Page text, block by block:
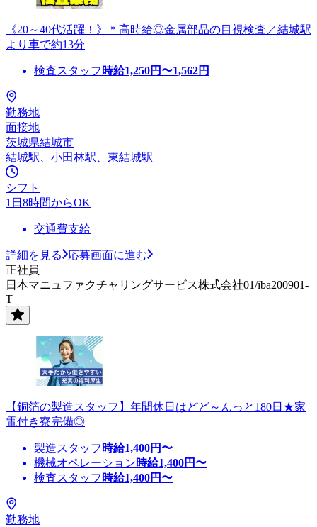
《20～40代活躍！》＊高時給◎金属部品の目視検査／結城駅
より車で約13分
検査スタッフ 時給1,250円〜1,562円
勤務地
面接地
茨城県結城市
結城駅、小田林駅、東結城駅
シフト
1日8時間からOK
交通費支給
詳細を見る
応募画面に進む
正社員
日本マニュファクチャリングサービス株式会社01/iba200901-
T
【銅箔の製造スタッフ】年間休日はどど～んっと180日★家
電付き寮完備◎
製造スタッフ 時給1,400円〜
機械オペレーション時給1,400円〜
検査スタッフ 時給1,400円〜
勤務地